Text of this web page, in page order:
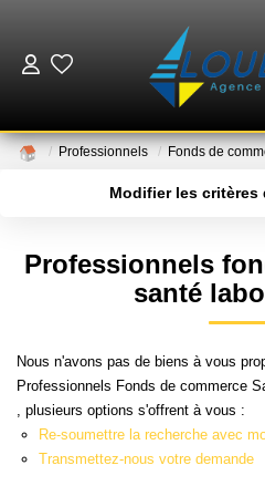
MISE EN
NOTRE
Professionnels Fonds de
Modifier les critères
Type de bien
Créer une alerte
Professionnels
santé
Nous n'avons pas de biens à vous
Professionnels Fonds de commerce
, plusieurs options s'offrent à vous :
Re-soumettre la recherche avec
Transmettez-nous votre demande